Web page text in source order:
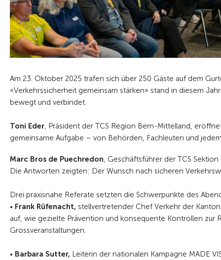
Am 23. Oktober 2025 trafen sich über 250 Gäste auf dem
«Verkehrssicherheit gemeinsam stärken» stand in diesem
bewegt und verbindet.
Toni Eder, Präsident der TCS Region Bern-Mittelland,
gemeinsame Aufgabe – von Behörden, Fachleuten und
Marc Bros de Puechredon, Geschäftsführer der TCS
Die Antworten zeigten: Der Wunsch nach sicheren
Drei praxisnahe Referate setzten die Schwerpunkte des
• Frank Rüfenacht, stellvertretender Chef Verkehr der
auf, wie gezielte Prävention und konsequente Kontrollen
Grossveranstaltungen.
• Barbara Sutter, Leiterin der nationalen Kampagne MADE